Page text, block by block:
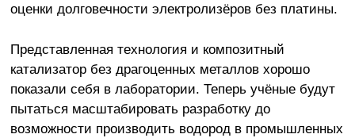
оценки долговечности электролизёров без платины.
Представленная технология и композитный
катализатор без драгоценных металлов хорошо
показали себя в лаборатории. Теперь учёные будут
пытаться масштабировать разработку до
возможности производить водород в промышленных